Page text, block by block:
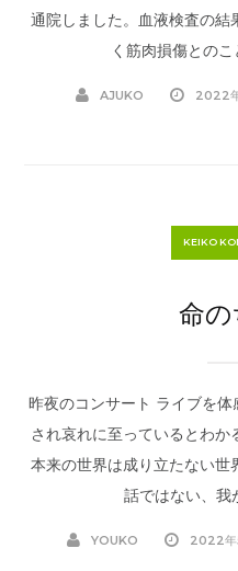
通院しました。血液検査の結
く筋肉損傷との
AJUKO 2022
KEIKO
命の
昨夜のコンサート ライブを
され哀れに至っているとわ
本来の世界は成り立たない世
話ではない、我
YOUKO 2022年